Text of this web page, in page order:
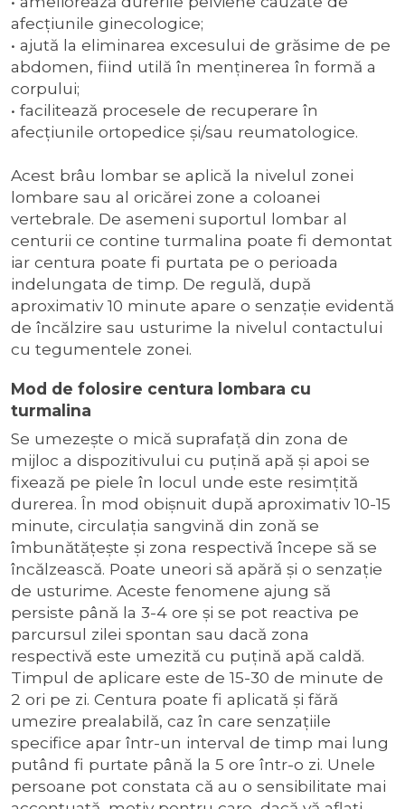
afecţiunile ginecologice;
• ajută la eliminarea excesului de grăsime de pe
abdomen, fiind utilă în menţinerea în formă a
corpului;
• facilitează procesele de recuperare în
afecţiunile ortopedice și/sau reumatologice.
Acest brâu lombar se aplică la nivelul zonei
lombare sau al oricărei zone a coloanei
vertebrale. De asemeni suportul lombar al
centurii ce contine turmalina poate fi demontat
iar centura poate fi purtata pe o perioada
indelungata de timp. De regulă, după
aproximativ 10 minute apare o senzaţie evidentă
de încălzire sau usturime la nivelul contactului
cu tegumentele zonei.
Mod de folosire centura lombara cu
turmalina
Se umezeşte o mică suprafață din zona de
mijloc a dispozitivului cu puţină apă şi apoi se
fixează pe piele în locul unde este resimţită
durerea. În mod obişnuit după aproximativ 10-15
minute, circulaţia sangvină din zonă se
îmbunătăţeşte şi zona respectivă începe să se
încălzească. Poate uneori să apără şi o senzaţie
de usturime. Aceste fenomene ajung să
persiste până la 3-4 ore şi se pot reactiva pe
parcursul zilei spontan sau dacă zona
respectivă este umezită cu puţină apă caldă.
Timpul de aplicare este de 15-30 de minute de
2 ori pe zi. Centura poate fi aplicată şi fără
umezire prealabilă, caz în care senzaţiile
specifice apar într-un interval de timp mai lung
putând fi purtate până la 5 ore într-o zi. Unele
persoane pot constata că au o sensibilitate mai